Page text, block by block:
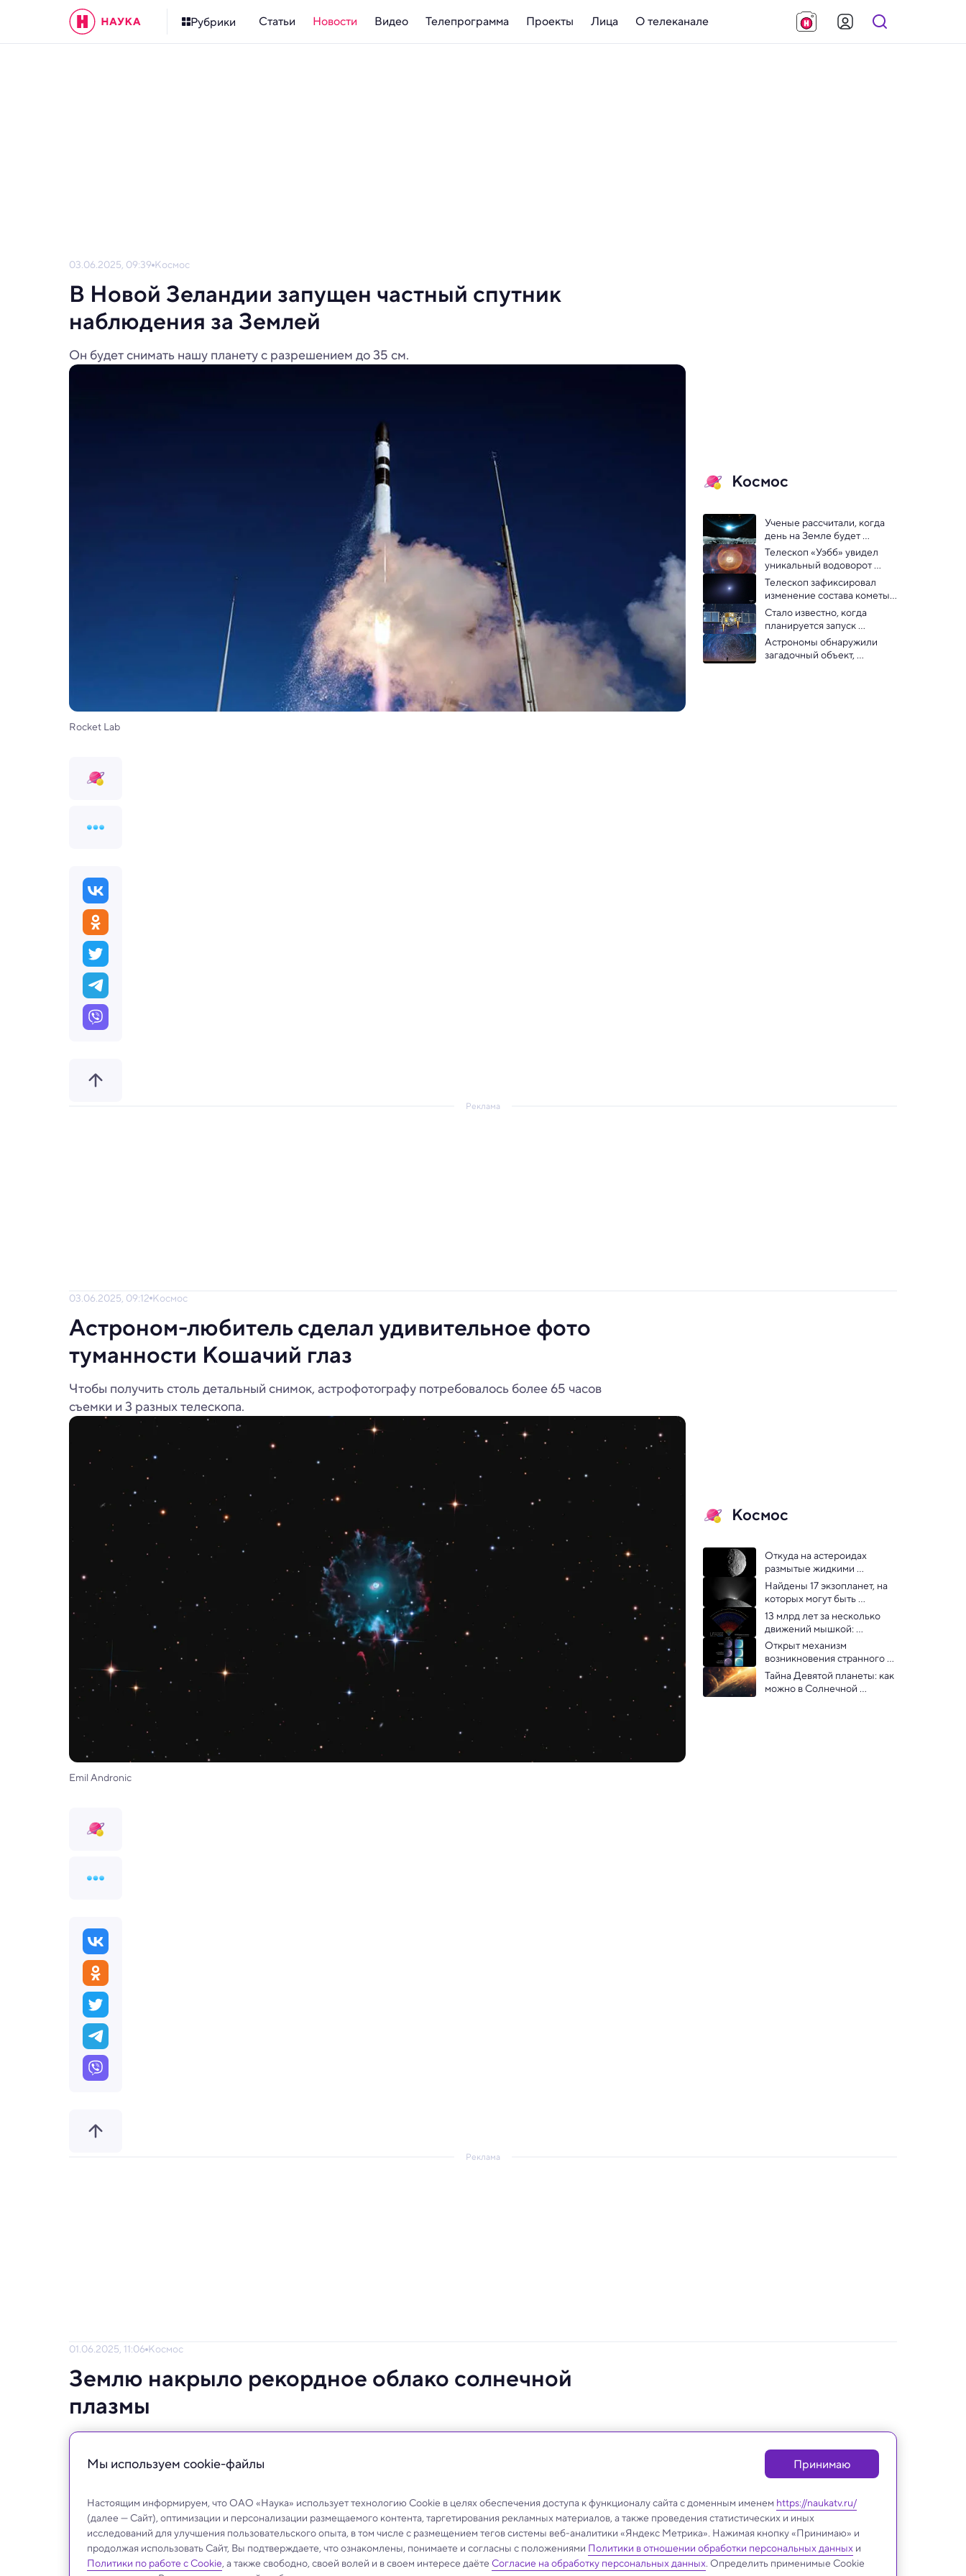
Рубрики Статьи Новости Видео Телепрограмма Проекты Лица О телеканале
03.06.2025, 09:39 Космос
В Новой Зеландии запущен частный спутник
наблюдения за Землей
Он будет снимать нашу планету с разрешением до 35 см.
Rocket Lab
Космос
Ученые рассчитали, когда
день на Земле будет
длиться 1000 часов
Телескоп «Уэбб» увидел
уникальный водоворот
вокруг редкой звездной
пары: видео
Телескоп зафиксировал
изменение состава кометы
3I/ATLAS
Стало известно, когда
планируется запуск
аппарата «Луна-26»
Астрономы обнаружили
загадочный объект,
Реклама
03.06.2025, 09:12 Космос
Астроном-любитель сделал удивительное фото
туманности Кошачий глаз
Чтобы получить столь детальный снимок, астрофотографу потребовалось более 65 часов
съемки и 3 разных телескопа.
Emil Andronic
Космос
Откуда на астероидах
размытые жидкими
потоками овраги — решение
загадки
Найдены 17 экзопланет, на
которых могут быть
подледные океаны и
ледяные гейзеры
13 млрд лет за несколько
движений мышкой:
опубликована крупнейшая
интерактивная карта
Открыт механизм
возникновения странного
типа марсианского
полярного сияния —
протонного
Тайна Девятой планеты: как
можно в Солнечной
Реклама
01.06.2025, 11:06 Космос
Землю накрыло рекордное облако солнечной
плазмы
Оно пришло на сутки раньше, чем ожидалось.
Космос
Мы используем сookie-файлы Принимаю
Настоящим информируем, что ОАО «Наука» использует технологию Cookie в целях обеспечения доступа к функционалу сайта с доменным именем https://naukatv.ru/
(далее — Сайт), оптимизации и персонализации размещаемого контента, таргетирования рекламных материалов, а также проведения статистических и иных
исследований для улучшения пользовательского опыта, в том числе с размещением тегов системы веб-аналитики «Яндекс Метрика». Нажимая кнопку «Принимаю» и
продолжая использовать Сайт, Вы подтверждаете, что ознакомлены, понимаете и согласны с положениями Политики в отношении обработки персональных данных и
Политики по работе с Cookie, а также свободно, своей волей и в своем интересе даёте Согласие на обработку персональных данных. Определить применимые Cookie